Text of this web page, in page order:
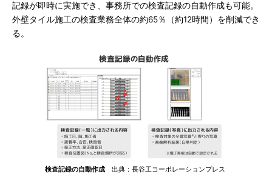
記録が即時に実施でき、事務所での検査記録の自動作成も可能。
外壁タイル施工の検査業務全体の約65％（約12時間）を削減でき
る。
検査記録の自動作成 出典：長谷工コーポレーションプレス